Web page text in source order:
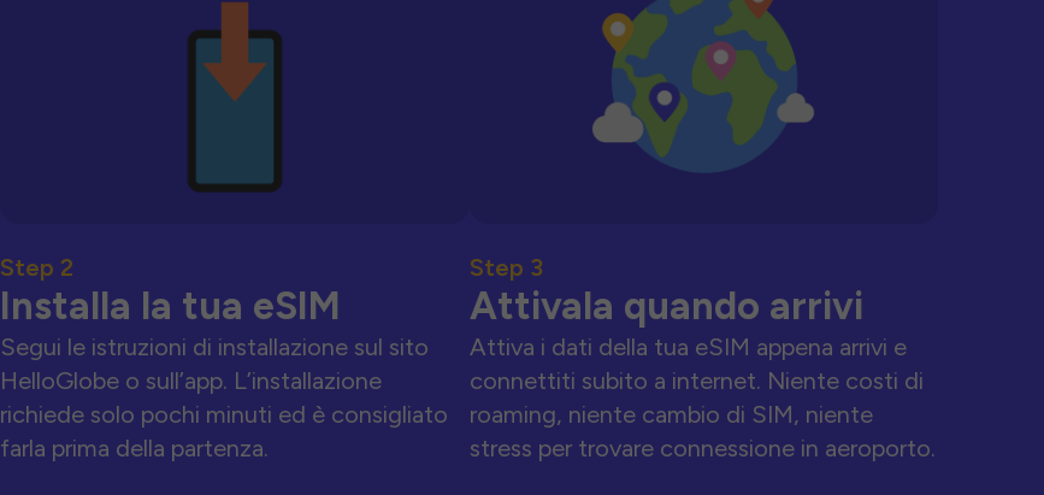
Step 2
Installa la tua eSIM
Segui le istruzioni di installazione sul sito
HelloGlobe o sull’app. L’installazione
richiede solo pochi minuti ed è consigliato
farla prima della partenza.
Step 3
Attivala quando arrivi
Attiva i dati della tua eSIM appena arrivi e
connettiti subito a internet. Niente costi di
roaming, niente cambio di SIM, niente
stress per trovare connessione in aeroporto.